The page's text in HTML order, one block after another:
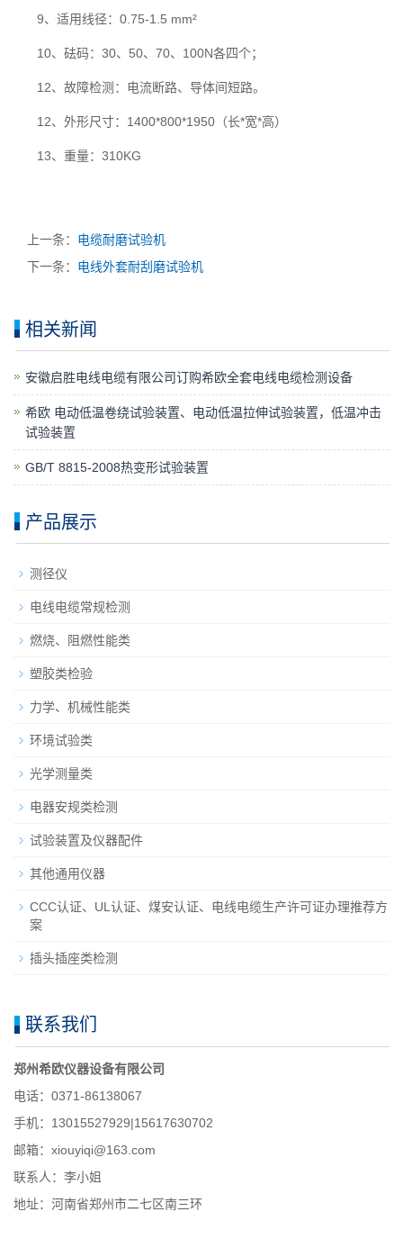
9、适用线径：0.75-1.5 mm²
10、砝码：30、50、70、100N各四个；
12、故障检测：电流断路、导体间短路。
12、外形尺寸：1400*800*1950（长*宽*高）
13、重量：310KG
上一条： 电缆耐磨试验机
下一条： 电线外套耐刮磨试验机
相关新闻
安徽启胜电线电缆有限公司订购希欧全套电线电缆检测设备
希欧 电动低温卷绕试验装置、电动低温拉伸试验装置，低温冲击
试验装置
GB/T 8815-2008热变形试验装置
产品展示
测径仪
电线电缆常规检测
燃烧、阻燃性能类
塑胶类检验
力学、机械性能类
环境试验类
光学测量类
电器安规类检测
试验装置及仪器配件
其他通用仪器
CCC认证、UL认证、煤安认证、电线电缆生产许可证办理推荐方
案
插头插座类检测
联系我们
郑州希欧仪器设备有限公司
电话：0371-86138067
手机：13015527929|15617630702
邮箱：xiouyiqi@163.com
联系人：李小姐
地址：河南省郑州市二七区南三环